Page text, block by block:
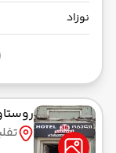
نوزاد